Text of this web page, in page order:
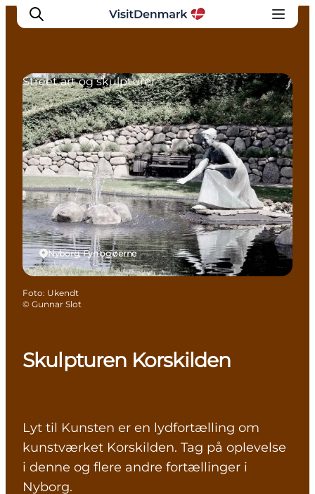
Inspiration
Destinationer
Oplevelser
Overnatning
Planlæg ferien
Skulpturen Korskilden
Lyt til Kunsten er en lydfortælling om
kunstværket Korskilden. Tag på oplevelse
i denne og flere andre fortællinger i
Nyborg.
Nyborg, Fyn og øerne
Street art og skulpturer
Foto: Ukendt
© Gunnar Slot